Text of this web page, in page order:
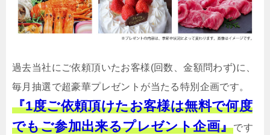
過去当社にご依頼頂いたお客様(回数、金額問わず)に、
毎月抽選で超豪華プレゼントが当たる特別企画です。
『1度ご依頼頂けたお客様は無料で何度
でもご参加出来るプレゼント企画』です